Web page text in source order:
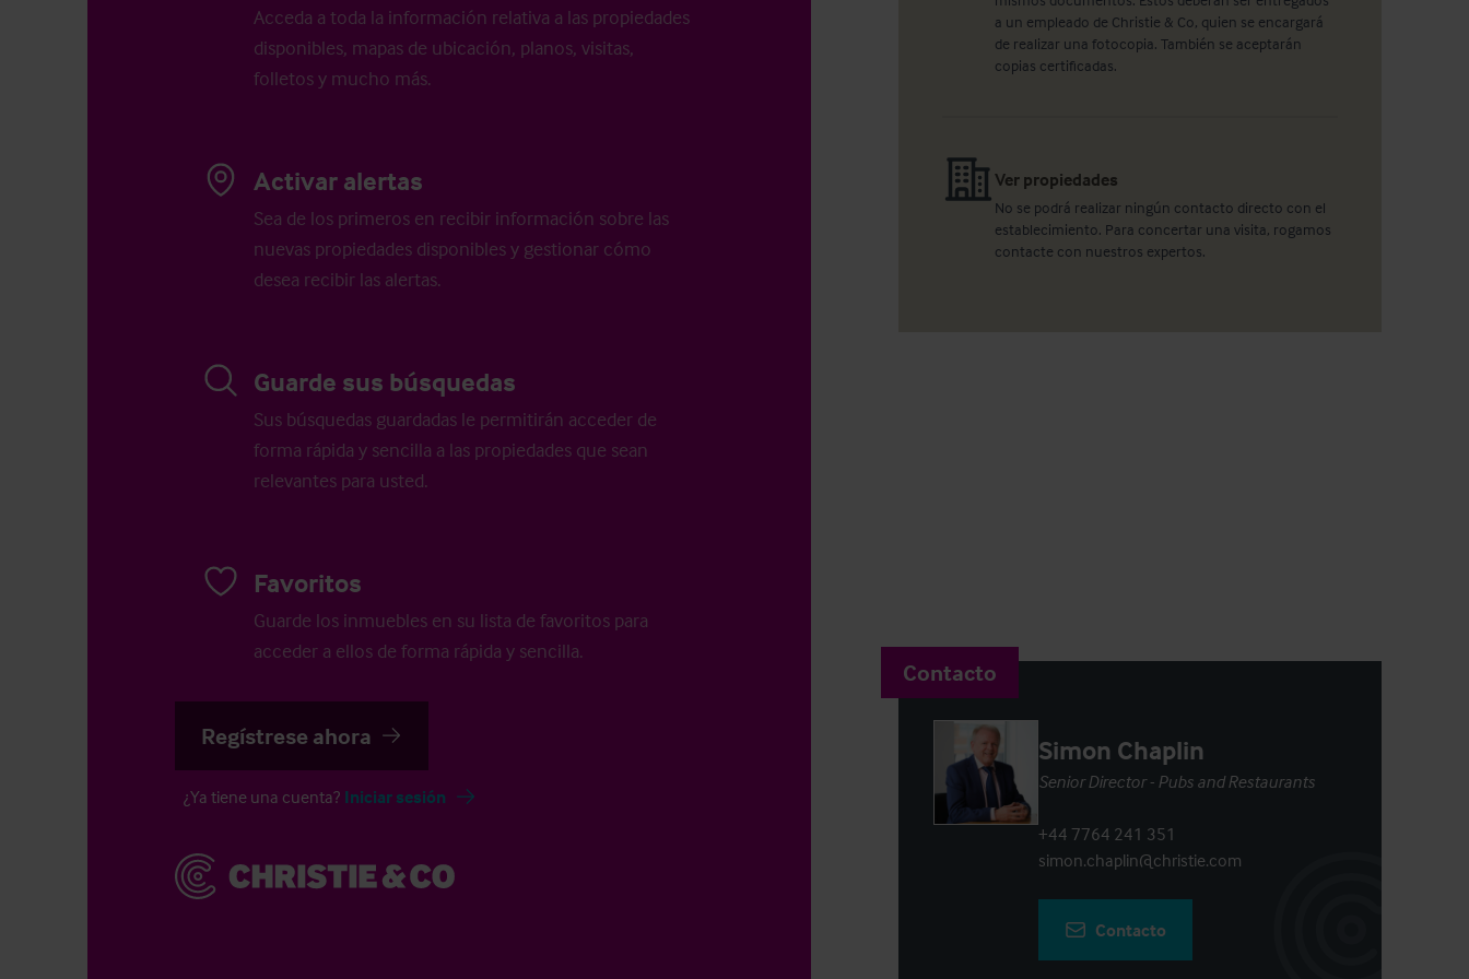
Acceda a toda la información relativa a las propiedades
disponibles, mapas de ubicación, planos, visitas,
folletos y mucho más.
Activar alertas
Sea de los primeros en recibir información sobre las
nuevas propiedades disponibles y gestionar cómo
desea recibir las alertas.
Guarde sus búsquedas
Sus búsquedas guardadas le permitirán acceder de
forma rápida y sencilla a las propiedades que sean
relevantes para usted.
Favoritos
Guarde los inmuebles en su lista de favoritos para
acceder a ellos de forma rápida y sencilla.
Regístrese ahora
¿Ya tiene una cuenta? Iniciar sesión
a un empleado de Christie & Co, quien se encargará
de realizar una fotocopia. También se aceptarán
copias certificadas.
Ver propiedades
No se podrá realizar ningún contacto directo con el
establecimiento. Para concertar una visita, rogamos
contacte con nuestros expertos.
Contacto
Simon Chaplin
Senior Director - Pubs and Restaurants
+44 7764 241 351
simon.chaplin@christie.com
Contacto